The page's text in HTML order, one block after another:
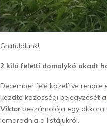
Gratulálunk!
2 kiló feletti domolykó akadt
December felé közelítve rendre
kezdte közösségi bejegyzését a
Viktorbeszámolója egy akkora
lemaradnia a listájukról.